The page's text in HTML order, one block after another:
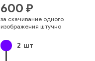
600 ₽
за скачивание одного
изображения штучно
2 шт